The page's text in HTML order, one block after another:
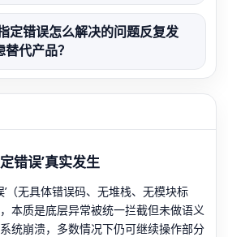
定错误怎么解决的问题反复发
代产品？
错误’真实发生
’（无具体错误码、无堆栈、无模块标
本质是底层异常被统一拦截但未做语义
统崩溃，多数情况下仍可继续操作部分